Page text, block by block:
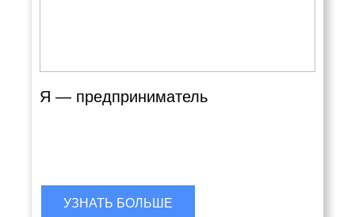
Я — предприниматель
УЗНАТЬ БОЛЬШЕ